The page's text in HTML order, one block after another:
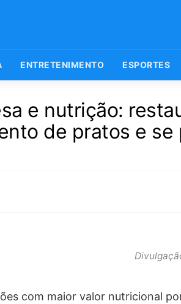
ENTRETENIMENTO ESPORTES
e nutrição:
de pratos e se
com maior valor nutricional